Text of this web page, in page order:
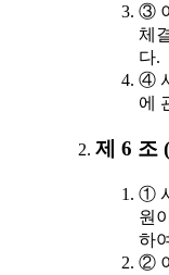
③
체
다.
④
에
제 6 조
①
원
하
②